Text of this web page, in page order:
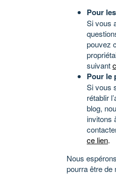
Pour
Si vous
pouvez
suivant
Pour le
Si vous
rétablir
blog,
invitons
ce lien.
Nous
pourra être de